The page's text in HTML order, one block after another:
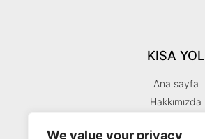
We value your privacy
KISA YOL
Ana sayfa
Hakkımızda